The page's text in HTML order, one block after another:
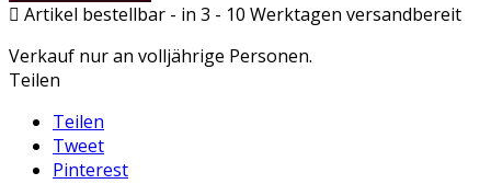
 Artikel bestellbar - in 3 - 10 Werktagen versandbereit
Verkauf nur an volljährige Personen.
Teilen
Teilen
Tweet
Pinterest